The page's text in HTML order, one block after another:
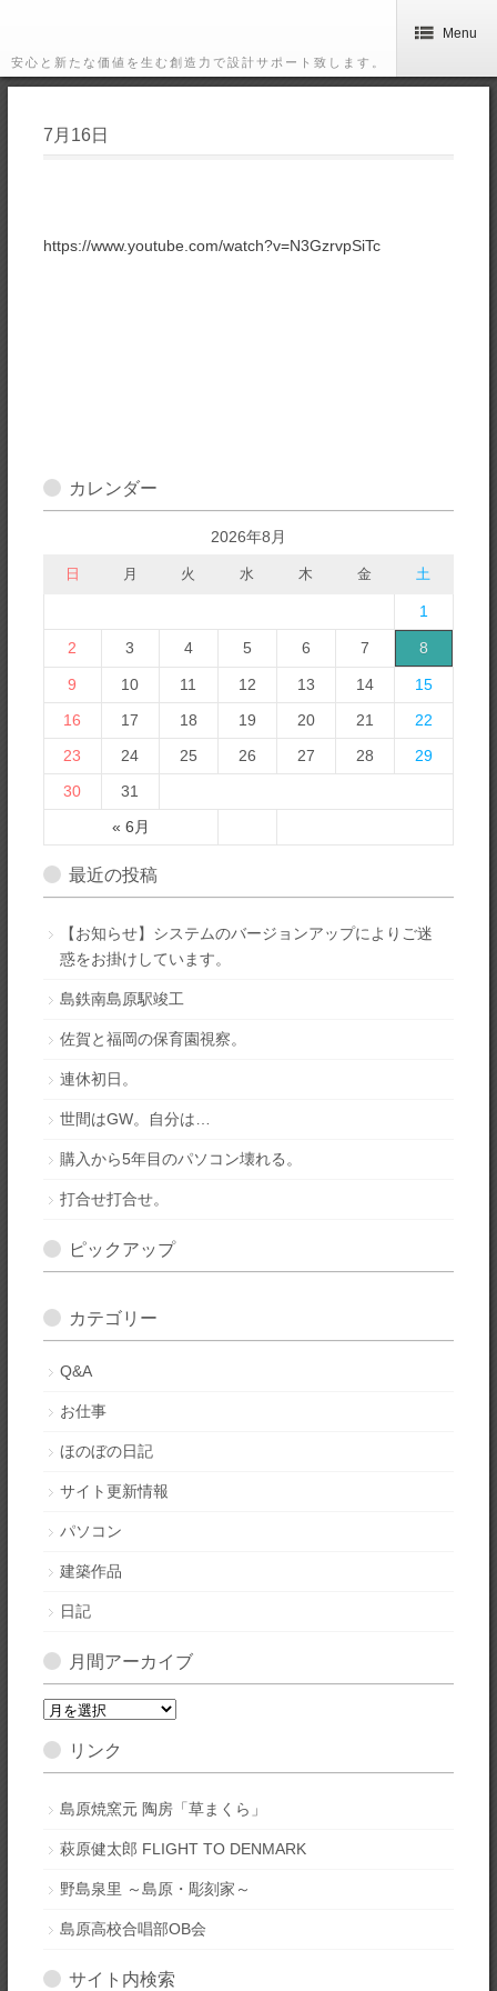
安心と新たな価値を生む創造力で設計サポート致します。
Menu
7月16日
https://www.youtube.com/watch?v=N3GzrvpSiTc
カレンダー
2026年8月
日 月 火 水 木 金 土
« 6月
1
2 3 4 5 6 7 8
9 10 11 12 13 14
15
16
17 18 19 20 21
22
23
24 25 26 27 28
29
30
31
最近の投稿
【お知らせ】システムのバージョンアップによりご迷
惑をお掛けしています。
島鉄南島原駅竣工
佐賀と福岡の保育園視察。
連休初日。
世間はGW。自分は…
購入から5年目のパソコン壊れる。
打合せ打合せ。
ピックアップ
カテゴリー
Q&A
お仕事
ほのぼの日記
サイト更新情報
パソコン
建築作品
日記
月間アーカイブ
月
ア
カ
ブ
リンク
島原焼窯元 陶房「草まくら」
萩原健太郎 FLIGHT TO DENMARK
野島泉里 ～島原・彫刻家～
島原高校合唱部OB会
サイト内検索